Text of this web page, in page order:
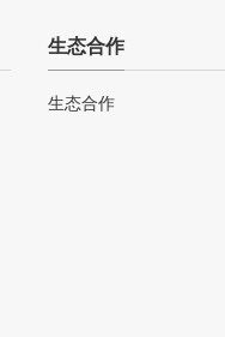
生态合作
生态合作